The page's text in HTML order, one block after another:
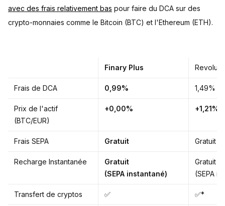
avec des frais relativement bas pour faire du DCA sur des
crypto-monnaies comme le Bitcoin (BTC) et l'Ethereum (ETH).
Finary Plus Revolut
Frais de DCA 0,99% 1,49%
Prix de l'actif
(BTC/EUR)
+0,00% +1,21%
Frais SEPA Gratuit Gratuit
Recharge Instantanée
Gratuit
(SEPA instantané)
Gratuit
(SEPA
Transfert de cryptos ✅ ✅*